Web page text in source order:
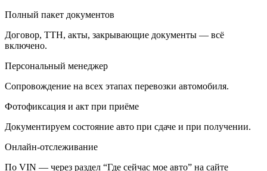
Полный пакет документов
Договор, ТТН, акты, закрывающие документы — всё
включено.
Персональный менеджер
Сопровождение на всех этапах перевозки автомобиля.
Фотофиксация и акт при приёме
Документируем состояние авто при сдаче и при получении.
Онлайн-отслеживание
По VIN — через раздел “Где сейчас мое авто” на сайте